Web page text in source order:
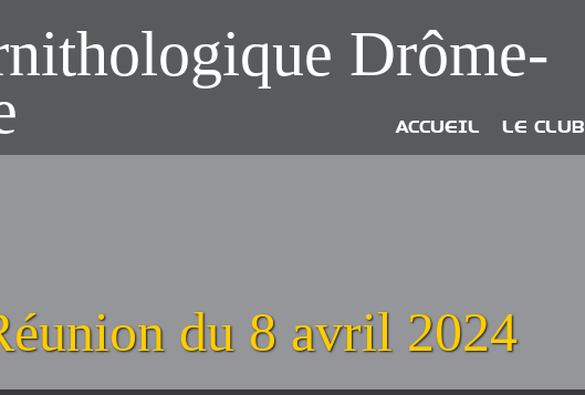
Drôme-
ACCUEIL LE CLUB
du 8 avril 2024